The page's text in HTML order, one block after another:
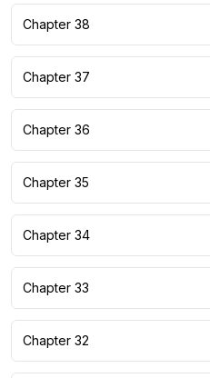
Chapter 38
Chapter 37
Chapter 36
Chapter 35
Chapter 34
Chapter 33
Chapter 32